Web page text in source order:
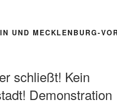
UND MECKLENBURG-
schließt! Kein
Demonstration